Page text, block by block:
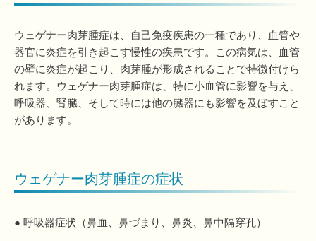
ウェゲナー肉芽腫症は、自己免疫疾患の一種であり、血管や
器官に炎症を引き起こす慢性の疾患です。この病気は、血管
の壁に炎症が起こり、肉芽腫が形成されることで特徴付けら
れます。ウェゲナー肉芽腫症は、特に小血管に影響を与え、
呼吸器、腎臓、そして時には他の臓器にも影響を及ぼすこと
があります。
ウェゲナー肉芽腫症の症状
● 呼吸器症状（鼻血、鼻づまり、鼻炎、鼻中隔穿孔）